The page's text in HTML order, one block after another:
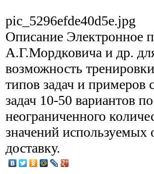
pic_5296efde40d5e.jpg
Описание Электронное
А.Г.Мордковича и др.
возможность
типов задач и
задач 10-50 вариантов
неограниченного
значений используемых
доставку.